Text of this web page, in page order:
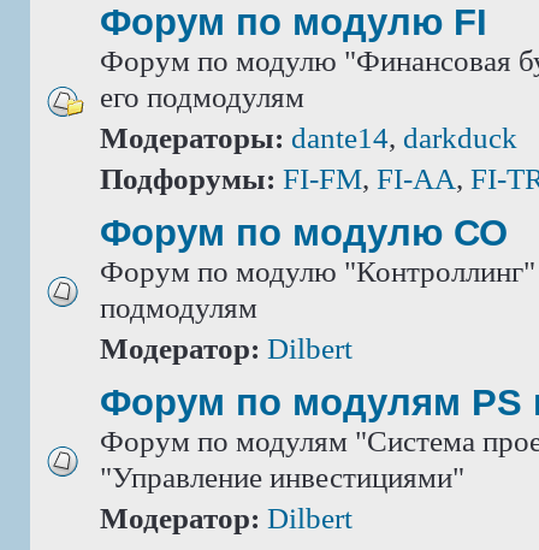
Форум по модулю FI
Форум по модулю "Финансовая
его подмодулям
Модераторы: dante14, darkduck
Подфорумы: FI-FM, FI-AA, FI-
Форум по модулю СО
Форум по модулю "Контроллинг"
подмодулям
Модератор: Dilbert
Форум по модулям PS
Форум по модулям "Система
"Управление инвестициями"
Модератор: Dilbert